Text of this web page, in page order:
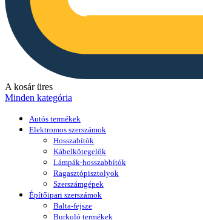
A kosár üres
Minden kategória
Autós termékek
Elektromos szerszámok
Hosszabítók
Kábelkötegelők
Lámpák-hosszabbítók
Ragasztópisztolyok
Szerszámgépek
Építőipari szerszámok
Balta-fejsze
Burkoló termékek